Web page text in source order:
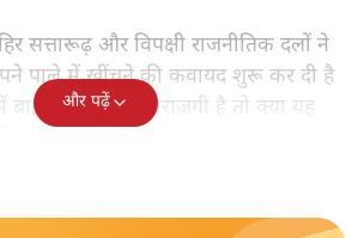
सत्तारूढ़ और विपक्षी राजनीतिक दलों ने
पाले में खींचने की कवायद शुरू कर दी है
समाज में नाराज़गी है तो क्या यह
और पढ़ें